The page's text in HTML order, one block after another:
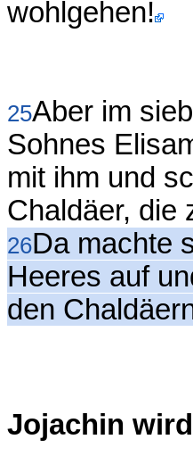
wohlgehen!
25Aber im
Sohnes
mit ihm und
Chaldäer, die
26Da machte
Heeres auf
den
Jojachin